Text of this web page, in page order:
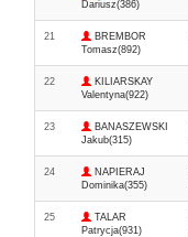
Dariusz(386)
21
BREMBOR
Tomasz(892)
22
KILIARSKAY
Valentyna(922)
23
BANASZEWSKI
Jakub(315)
24
NAPIERAJ
Dominika(355)
25
TALAR
Patrycja(931)